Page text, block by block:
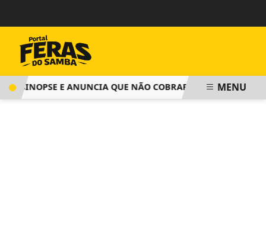
SINOPSE E ANUNCIA QUE NÃO COBRARÁ TAXA DEMENU